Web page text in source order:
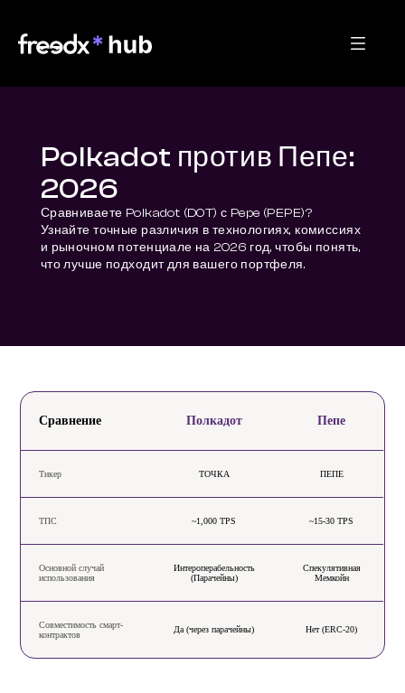
Polkadot против Пепе:
2026
Сравниваете Polkadot (DOT) с Pepe (PEPE)?
Узнайте точные различия в технологиях, комиссиях
и рыночном потенциале на 2026 год, чтобы понять,
что лучше подходит для вашего портфеля.
Сравнение Полкадот Пепе
Тикер ТОЧКА ПЕПЕ
ТПС ~1,000 TPS ~15-30 TPS
Основной случай
использования
Интероперабельность
(Парачейны)
Спекулятивная
Мемкойн
Совместимость смарт-
контрактов
Да (через парачейны) Нет (ERC-20)